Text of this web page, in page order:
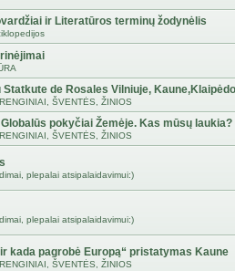
ir Literatūros terminų žodynėlis
de Rosales Vilniuje,
ŠVENTĖS, ŽINIOS
pokyčiai Žemėje. Kas mūsų laukia?
ŠVENTĖS, ŽINIOS
plepalai atsipalaidavimui:)
plepalai atsipalaidavimui:)
kada pagrobė Europą“ pristatymas Kaune
ŠVENTĖS, ŽINIOS